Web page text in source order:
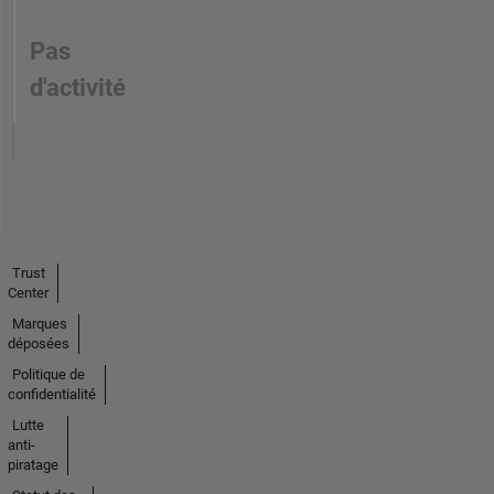
Pas
d'activité
Trust
Center
Marques
déposées
Politique de
confidentialité
Lutte
anti-
piratage